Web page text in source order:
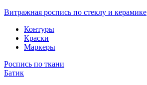
Витражная роспись по стеклу и керамике
Контуры
Краски
Маркеры
Роспись по ткани
Батик